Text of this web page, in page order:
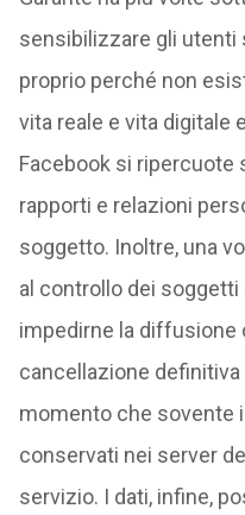
sensibilizzare gli utenti
proprio perché non
vita reale e vita digitale
Facebook si ripercuote
rapporti e relazioni
soggetto. Inoltre, una
al controllo dei
impedirne la diffusione
cancellazione definitiva
momento che sovente
conservati nei server
servizio. I dati, infine,